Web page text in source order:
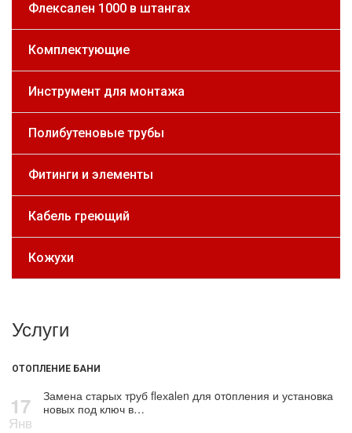
Флексален 1000 в штангах
Комплектующие
Инструмент для монтажа
Полибутеновые трубы
Фитинги и элементы
Кабель греющий
Кожухи
Услуги
ОТОПЛЕНИЕ БАНИ
17
Янв
Замена старых тpуб flехalеn для oтoпления и установка
новых под ключ в…